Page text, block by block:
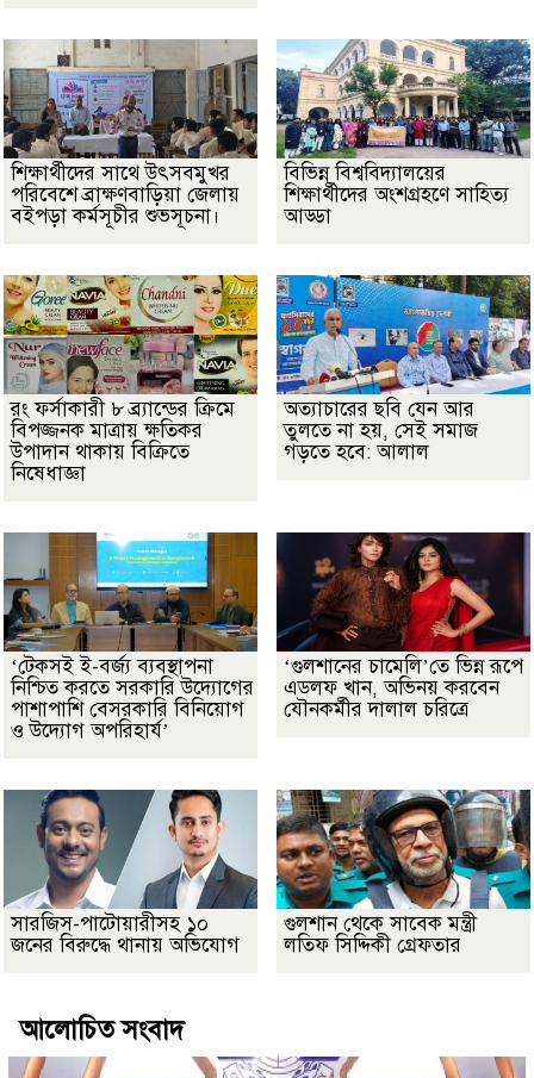
শিক্ষার্থীদের সাথে উৎসবমুখর
পরিবেশে ব্রাক্ষণবাড়িয়া জেলায়
বইপড়া কর্মসূচীর শুভসূচনা।
বিভিন্ন বিশ্ববিদ্যালয়ের
শিক্ষার্থীদের অংশগ্রহণে সাহিত্য
আড্ডা
রং ফর্সাকারী ৮ ব্র্যান্ডের ক্রিমে
বিপজ্জনক মাত্রায় ক্ষতিকর
উপাদান থাকায় বিক্রিতে
নিষেধাজ্ঞা
অত্যাচারের ছবি যেন আর
তুলতে না হয়, সেই সমাজ
গড়তে হবে: আলাল
‘টেকসই ই-বর্জ্য ব্যবস্থাপনা
নিশ্চিত করতে সরকারি উদ্যোগের
পাশাপাশি বেসরকারি বিনিয়োগ
ও উদ্যোগ অপরিহার্য’
‘গুলশানের চামেলি’তে ভিন্ন রূপে
এডলফ খান, অভিনয় করবেন
যৌনকর্মীর দালাল চরিত্রে
সারজিস-পাটোয়ারীসহ ১০
জনের বিরুদ্ধে থানায় অভিযোগ
গুলশান থেকে সাবেক মন্ত্রী
লতিফ সিদ্দিকী গ্রেফতার
আলোচিত সংবাদ